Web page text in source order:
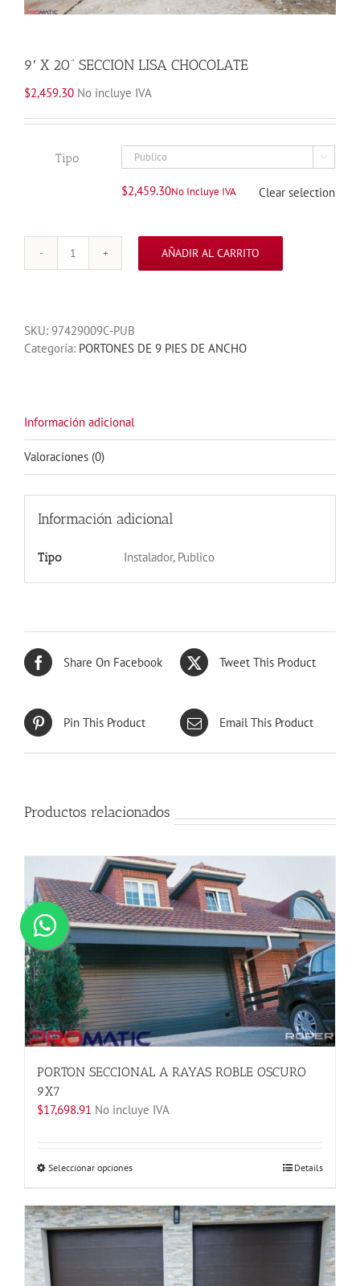
9′ X 20” SECCION LISA CHOCOLATE
$2,459.30 No incluye IVA
Tipo 
$2,459.30No Incluye IVA Clear selection
9'
LISA
CHOCOLATE
AÑADIR AL CARRITO
SKU: 97429009C-PUB
Categoría: PORTONES DE 9 PIES DE ANCHO
Información adicional
Valoraciones (0)
Información adicional
Tipo Instalador, Publico
Share On Facebook Tweet This Product
Pin This Product Email This Product
Productos relacionados
PORTON SECCIONAL A RAYAS ROBLE OSCURO
9X7
$17,698.91 No incluye IVA
Seleccionar opcionesEste
tiene
múltiples
variantes.
opciones
Details